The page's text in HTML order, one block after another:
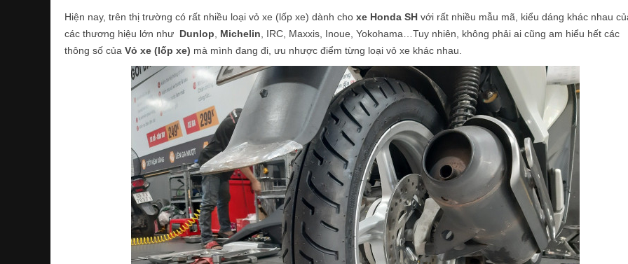
Hiện nay, trên thị trường có rất nhiều loại vỏ xe (lốp xe) dành cho xe Honda SH với rất nhiều mẫu mã, kiểu dáng khác nhau
các thương hiệu lớn như Dunlop Michelin , IRC, Maxxis, Inoue, Yokohama…Tuy nhiên, không phải ai cũng am hiểu hết các
thông số của Vỏ xe (lốp xe) mà mình đang đi, ưu nhược điểm từng loại vỏ xe khác nhau.